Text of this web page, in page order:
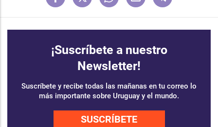
¡Suscríbete a nuestro
Newsletter!
Suscríbete y recibe todas las mañanas en tu correo lo
más importante sobre Uruguay y el mundo.
SUSCRÍBETE